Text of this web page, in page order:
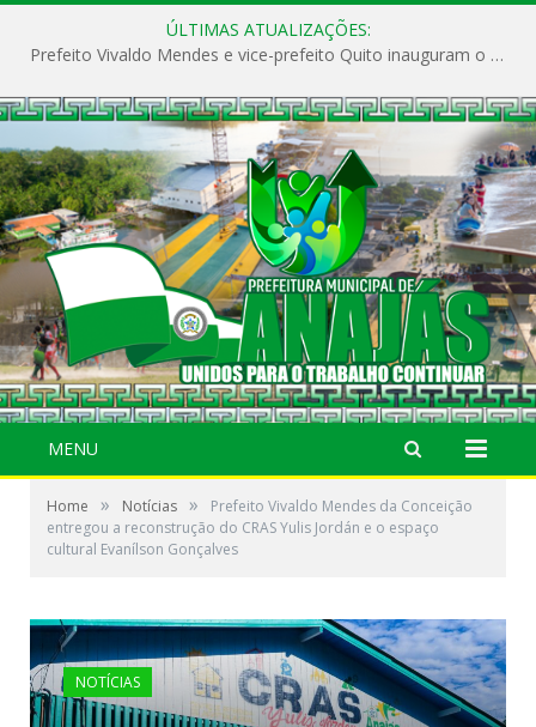
ÚLTIMAS ATUALIZAÇÕES:
Prefeito Vivaldo Mendes e vice-prefeito Quito inauguram o CAPS e fortalecem a saúde pública em Anajás.
MENU
Home » Notícias »
Prefeito Vivaldo Mendes da Conceição
entregou a reconstrução do CRAS Yulis Jordán e o espaço
cultural Evanílson Gonçalves
NOTÍCIAS